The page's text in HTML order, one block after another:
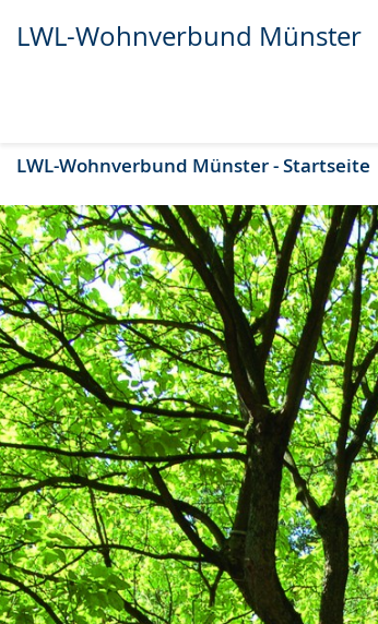
Transkript anzeigen
Abspielen
Pausieren
LWL-Wohnverbund Münster
LWL-Wohnverbund Münster - Startseite